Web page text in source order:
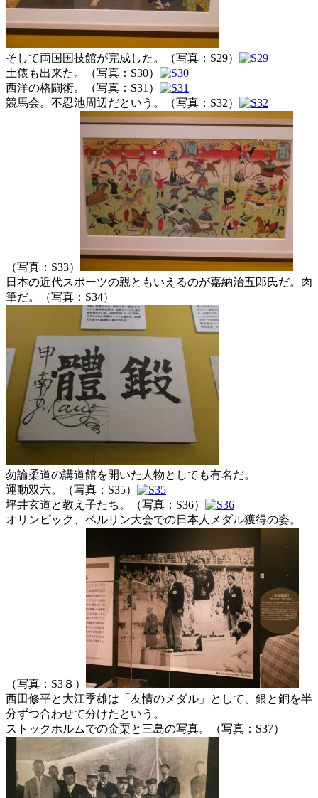
そして両国国技館が完成した。（写真：S29）
土俵も出来た。（写真：S30）
西洋の格闘術。（写真：S31）
競馬会。不忍池周辺だという。（写真：S32）
（写真：S33）
日本の近代スポーツの親ともいえるのが嘉納治五郎氏だ。肉
筆だ。（写真：S34）
勿論柔道の講道館を開いた人物としても有名だ。
運動双六。（写真：S35）
坪井玄道と教え子たち。（写真：S36）
オリンピック、ベルリン大会での日本人メダル獲得の姿。
（写真：S3８）
西田修平と大江季雄は「友情のメダル」として、銀と銅を半
分ずつ合わせて分けたという。
ストックホルムでの金栗と三島の写真。（写真：S37）